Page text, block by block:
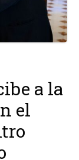
a la
el